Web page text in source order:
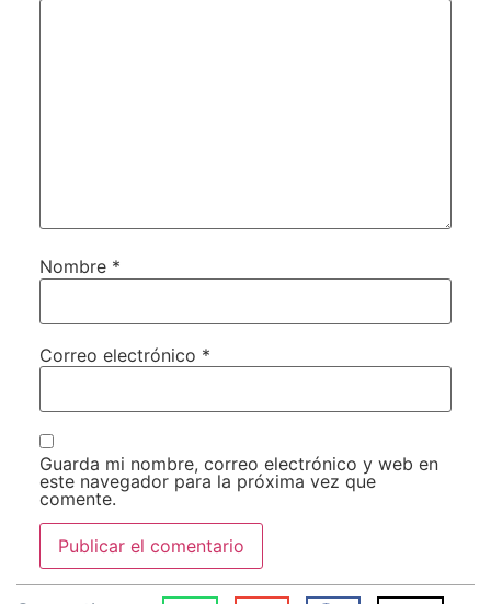
Nombre *
Correo electrónico *
Guarda mi nombre, correo electrónico y web en
este navegador para la próxima vez que
comente.